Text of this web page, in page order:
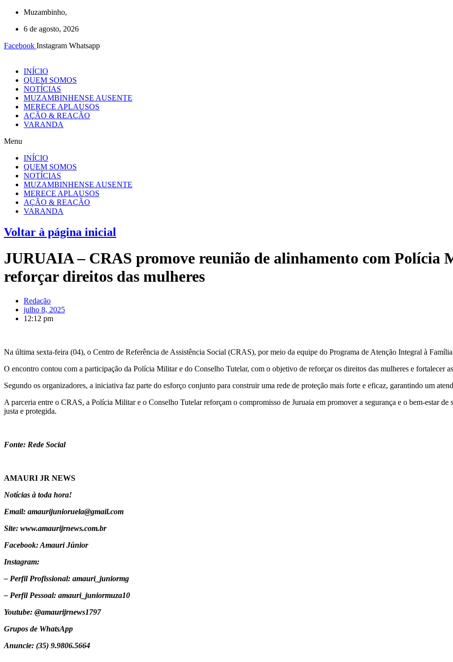
Muzambinho,
6 de agosto, 2026
Facebook Instagram Whatsapp
INÍCIO
QUEM SOMOS
NOTÍCIAS
MUZAMBINHENSE AUSENTE
MERECE APLAUSOS
AÇÃO & REAÇÃO
VARANDA
Menu
INÍCIO
QUEM SOMOS
NOTÍCIAS
MUZAMBINHENSE AUSENTE
MERECE APLAUSOS
AÇÃO & REAÇÃO
VARANDA
Voltar à página inicial
JURUAIA – CRAS promove reunião de alinhamento com Polícia
reforçar direitos das mulheres
Redação
julho 8, 2025
12:12 pm
Na última sexta-feira (04), o Centro de Referência de Assistência Social (CRAS), por meio da equipe do Programa de Atenção Integral à
O encontro contou com a participação da Polícia Militar e do Conselho Tutelar, com o objetivo de reforçar os direitos das mulheres e fortalecer
Segundo os organizadores, a iniciativa faz parte do esforço conjunto para construir uma rede de proteção mais forte e eficaz, garantindo um
A parceria entre o CRAS, a Polícia Militar e o Conselho Tutelar reforçam o compromisso de Juruaia em promover a segurança e o bem-estar de
justa e protegida.
Fonte: Rede Social
AMAURI JR NEWS
Notícias à toda hora!
Email: amaurijunioruela@gmail.com
Site: www.amaurijrnews.com.br
Facebook: Amauri Júnior
Instagram:
– Perfil Profissional: amauri_juniormg
– Perfil Pessoal: amauri_juniormuza10
Youtube: @amaurijrnews1797
Grupos de WhatsApp
Anuncie: (35) 9.9806.5664